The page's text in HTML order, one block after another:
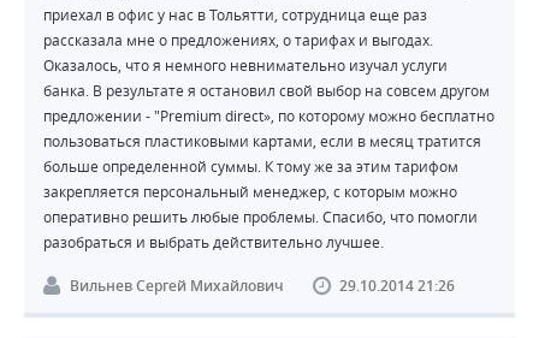
приехал в офис у нас в Тольятти, сотрудница еще раз
рассказала мне о предложениях, о тарифах и выгодах.
Оказалось, что я немного невнимательно изучал услуги
банка. В результате я остановил свой выбор на совсем другом
предложении - "Premium direct», по которому можно бесплатно
пользоваться пластиковыми картами, если в месяц тратится
больше определенной суммы. К тому же за этим тарифом
закрепляется персональный менеджер, с которым можно
оперативно решить любые проблемы. Спасибо, что помогли
разобраться и выбрать действительно лучшее.
Вильнев Сергей Михайлович 29.10.2014 21:26